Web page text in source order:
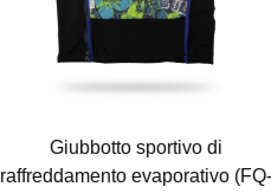
Giubbotto sportivo di
raffreddamento evaporativo (FQ-